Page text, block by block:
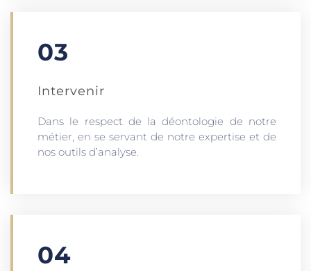
03
Intervenir
Dans le respect de la déontologie de notre
métier, en se servant de notre expertise et de
nos outils d’analyse.
04